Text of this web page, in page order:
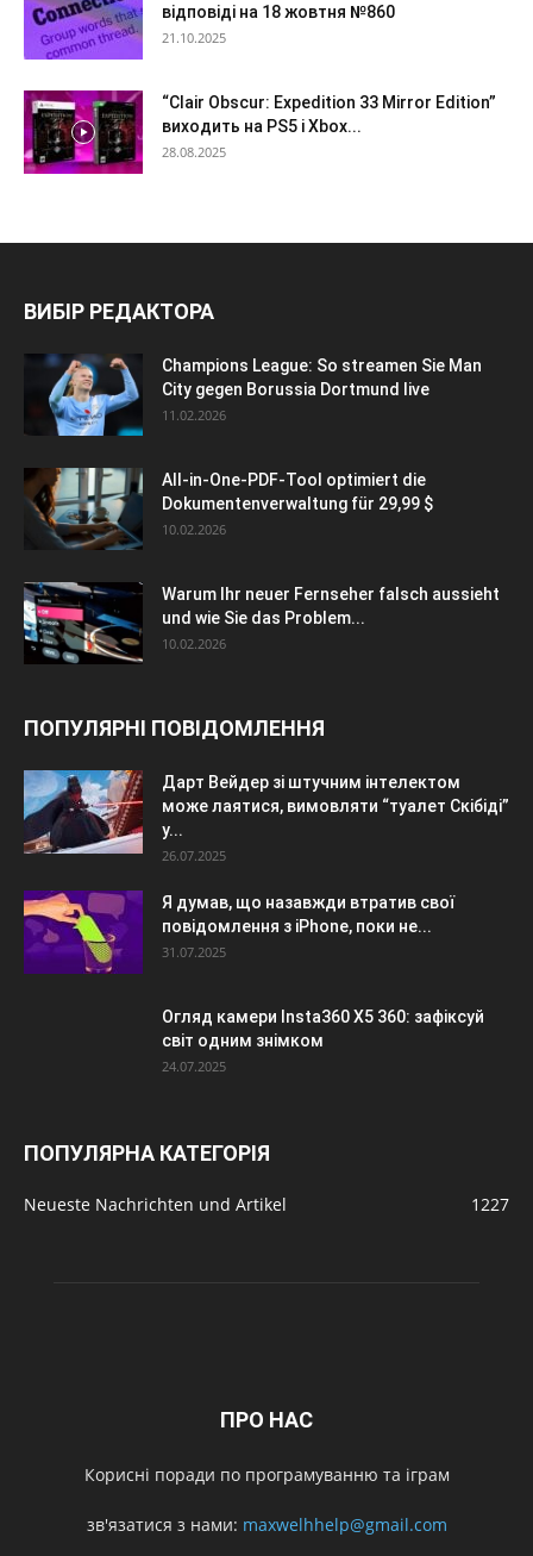
відповіді на 18 жовтня №860
21.10.2025
“Clair Obscur: Expedition 33 Mirror Edition”
виходить на PS5 і Xbox...
28.08.2025
ВИБІР РЕДАКТОРА
Champions League: So streamen Sie Man
City gegen Borussia Dortmund live
11.02.2026
All-in-One-PDF-Tool optimiert die
Dokumentenverwaltung für 29,99 $
10.02.2026
Warum Ihr neuer Fernseher falsch aussieht
und wie Sie das Problem...
10.02.2026
ПОПУЛЯРНІ ПОВІДОМЛЕННЯ
Дарт Вейдер зі штучним інтелектом
може лаятися, вимовляти “туалет Скібіді”
у...
26.07.2025
Я думав, що назавжди втратив свої
повідомлення з iPhone, поки не...
31.07.2025
Огляд камери Insta360 X5 360: зафіксуй
світ одним знімком
24.07.2025
ПОПУЛЯРНА КАТЕГОРІЯ
Neueste Nachrichten und Artikel 1227
ПРО НАС
Корисні поради по програмуванню та іграм
зв'язатися з нами: maxwelhhelp@gmail.com